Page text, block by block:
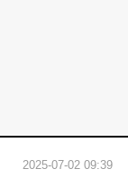
2025-07-02 09:39